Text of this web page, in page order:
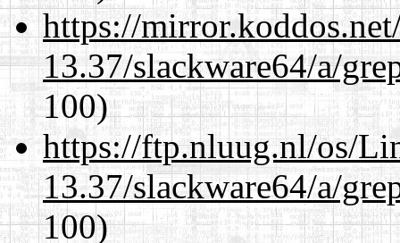
https://
13.37/slackware64/a/
100)
https://ftp.nluug.nl/os/
13.37/slackware64/a/
100)